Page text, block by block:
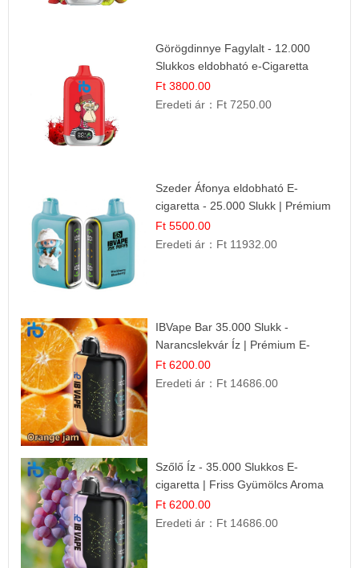
Görögdinnye Fagylalt - 12.000
Slukkos eldobható e-Cigaretta
Ft 3800.00
Eredeti ár： Ft 7250.00
Szeder Áfonya eldobható E-
cigaretta - 25.000 Slukk | Prémium
Gyümölcs Íz
Ft 5500.00
Eredeti ár： Ft 11932.00
IBVape Bar 35.000 Slukk -
Narancslekvár Íz | Prémium E-
cigaretta
Ft 6200.00
Eredeti ár： Ft 14686.00
Szőlő Íz - 35.000 Slukkos E-
cigaretta | Friss Gyümölcs Aroma
Ft 6200.00
Eredeti ár： Ft 14686.00